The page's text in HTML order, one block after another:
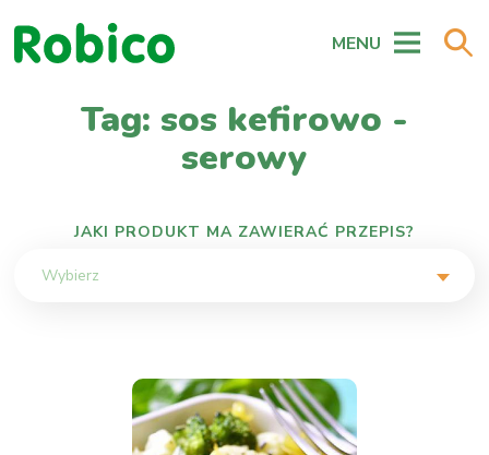
MENU
Tag: sos kefirowo -
serowy
JAKI PRODUKT MA ZAWIERAĆ PRZEPIS?
Wybierz